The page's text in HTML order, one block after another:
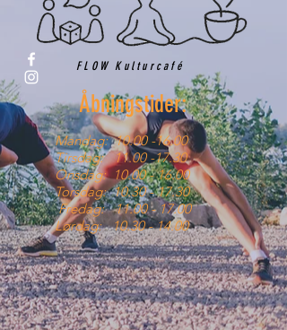
FLOW Kulturcafé
Åbningstider:
Mandag:10.00 -16.00
Tirsdag:11.00 -17.30
Onsdag:10.00 - 16.00
Torsdag:10.30 - 17.30
Fredag:11.00 - 17.00
Lørdag:10.30 - 14.00